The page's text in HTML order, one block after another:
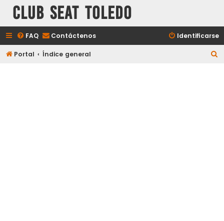
Club Seat Toledo
FAQ Contáctenos Identificarse
Portal Índice general